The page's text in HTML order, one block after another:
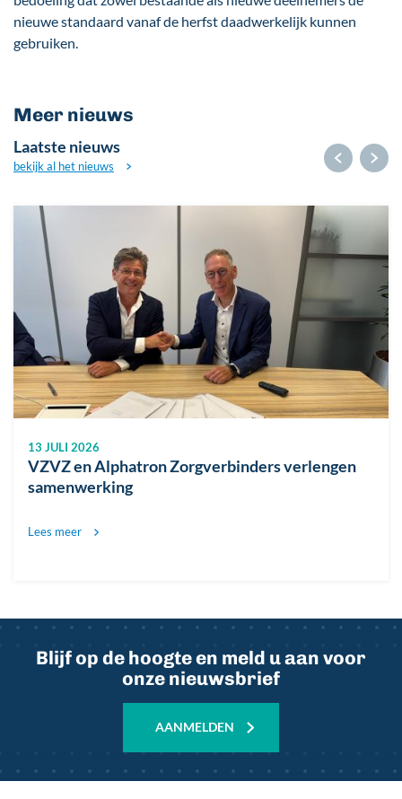
nieuwe standaard vanaf de herfst daadwerkelijk kunnen
gebruiken.
Meer nieuws
Laatste nieuws
bekijk al het nieuws
13 JULI 2026
VZVZ en Alphatron Zorgverbinders verlengen
samenwerking
Lees meer
Blijf op de hoogte en meld u aan voor
onze nieuwsbrief
AANMELDEN